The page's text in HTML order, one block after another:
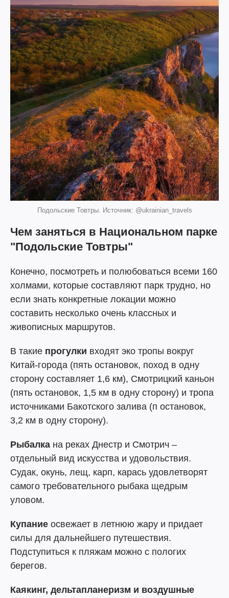
Подольские Товтры. Источник: @ukrainian_travels
Чем заняться в Национальном парке
"Подольские Товтры"
Конечно, посмотреть и полюбоваться всеми 160
холмами, которые составляют парк трудно, но
если знать конкретные локации можно
составить несколько очень классных и
живописных маршрутов.
В такие прогулки входят эко тропы вокруг
Китай-города (пять остановок, поход в одну
сторону составляет 1,6 км), Смотрицкий каньон
(пять остановок, 1,5 км в одну сторону) и тропа
источниками Бакотского залива (п остановок,
3,2 км в одну сторону).
Рыбалка на реках Днестр и Смотрич –
отдельный вид искусства и удовольствия.
Судак, окунь, лещ, карп, карась удовлетворят
самого требовательного рыбака щедрым
уловом.
Купание освежает в летнюю жару и придает
силы для дальнейшего путешествия.
Подступиться к пляжам можно с пологих
берегов.
Каякинг, дельтапланеризм и воздушные